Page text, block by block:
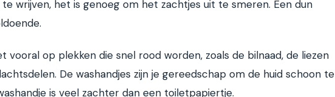
wrijven, het is genoeg om het zachtjes uit te smeren. Een dun
vooral op plekken die snel rood worden, zoals de bilnaad, de liezen
De washandjes zijn je gereedschap om de huid schoon te
is veel zachter dan een toiletpapiertje.